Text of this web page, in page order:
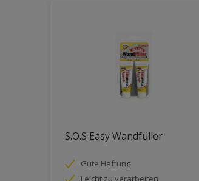
S.O.S Easy Wandfüller
Gute Haftung
Leicht zu verarbeiten